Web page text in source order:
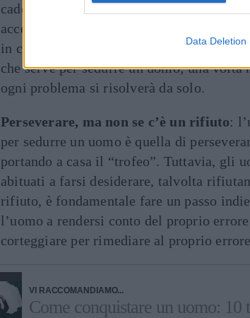
Data Deletion
cadere in paranoie o trappole mentali che
accelerare e, dunque, a velocizzare alcuni
in caduta libera, è importante prendere
che serve per sedurre un uomo; una
ogni problema si risolverà da solo.
Perseverare, ma non se c’è un rifiuto:
per sedurre un uomo è quella di
portando a casa il “trofeo”. Tuttavia, gli
abituati a farsi desiderare, talvolta
rifiuto, è fondamentale fare un passo
l’uomo a rendersi conto del proprio
corteggiare per rimediare al proprio
VI RACCOMANDIAMO...
Come conquistare un uomo: